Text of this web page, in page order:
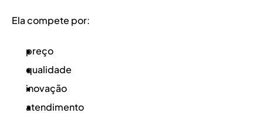
Ela compete por:
preço
qualidade
inovação
atendimento